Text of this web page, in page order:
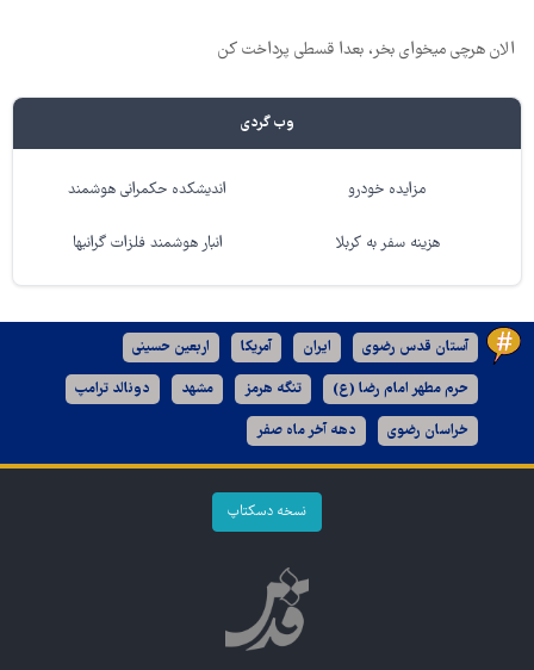
الان هرچی میخوای بخر، بعدا قسطی پرداخت کن
وب گردی
مزایده خودرو اندیشکده حکمرانی هوشمند
هزینه سفر به کربلا انبار هوشمند فلزات گرانبها
آستان قدس رضوی ایران آمریکا اربعین حسینی
حرم مطهر امام رضا (ع) تنگه هرمز مشهد دونالد ترامپ
خراسان رضوی دهه آخر ماه صفر
نسخه دسکتاپ